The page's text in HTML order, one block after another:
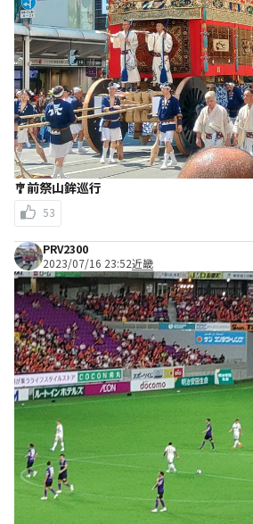
🎐前祭山鉾巡行
53
PRV2300
2023/07/16 23:52近畿